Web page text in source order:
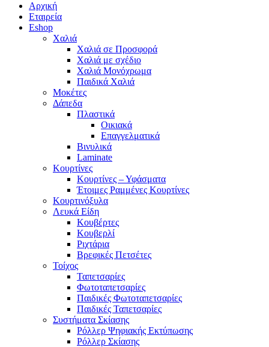
Αρχική
Εταιρεία
Eshop
Χαλιά
Χαλιά σε Προσφορά
Χαλιά με σχέδιο
Χαλιά Μονόχρωμα
Παιδικά Χαλιά
Μοκέτες
Δάπεδα
Πλαστικά
Οικιακά
Επαγγελματικά
Βινυλικά
Laminate
Κουρτίνες
Κουρτίνες – Υφάσματα
Έτοιμες Ραμμένες Κουρτίνες
Κουρτινόξυλα
Λευκά Είδη
Κουβέρτες
Κουβερλί
Ριχτάρια
Βρεφικές Πετσέτες
Τοίχος
Ταπετσαρίες
Φωτοταπετσαρίες
Παιδικές Φωτοταπετσαρίες
Παιδικές Ταπετσαρίες
Συστήματα Σκίασης
Ρόλλερ Ψηφιακής Εκτύπωσης
Ρόλλερ Σκίασης